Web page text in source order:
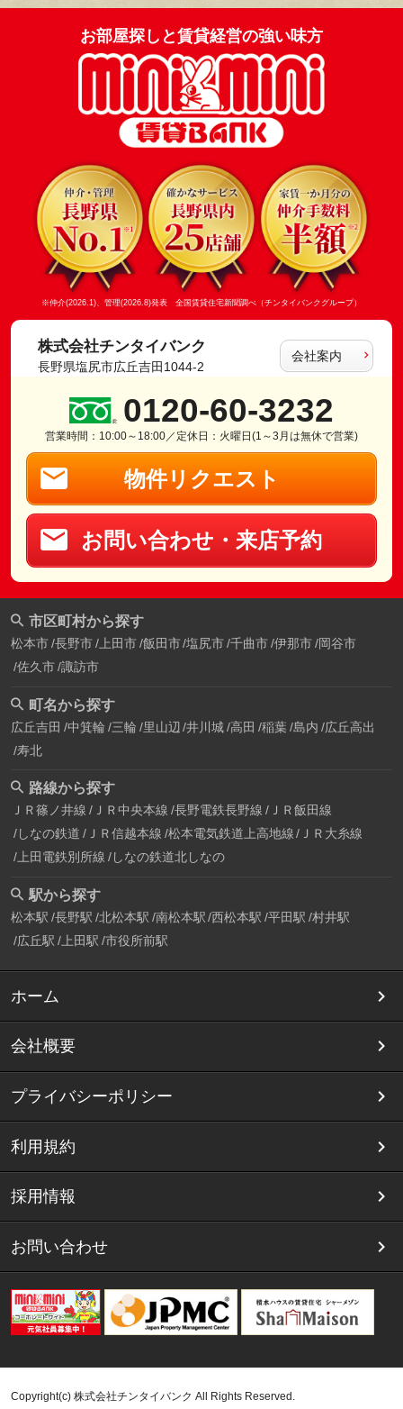
お部屋探しと賃貸経営の強い味方
※仲介(2026.1)、管理(2026.8)発表 全国賃貸住宅新聞調べ（チンタイバンクグループ）
株式会社チンタイバンク
長野県塩尻市広丘吉田1044-2
会社案内
0120-60-3232
営業時間：10:00～18:00／定休日：火曜日(1～3月は無休で営業)
物件リクエスト
お問い合わせ・来店予約
市区町村から探す
松本市 長野市 上田市 飯田市 塩尻市 千曲市 伊那市 岡谷市
佐久市 諏訪市
町名から探す
広丘吉田 中箕輪 三輪 里山辺 井川城 高田 稲葉 島内 広丘高出
寿北
路線から探す
ＪＲ篠ノ井線 ＪＲ中央本線 長野電鉄長野線 ＪＲ飯田線
しなの鉄道 ＪＲ信越本線 松本電気鉄道上高地線
ＪＲ大糸線
上田電鉄別所線 しなの鉄道北しなの
駅から探す
松本駅 長野駅 北松本駅 南松本駅 西松本駅 平田駅 村井駅
広丘駅 上田駅 市役所前駅
ホーム
会社概要
プライバシーポリシー
利用規約
採用情報
お問い合わせ
Copyright(c) 株式会社チンタイバンク All Rights Reserved.